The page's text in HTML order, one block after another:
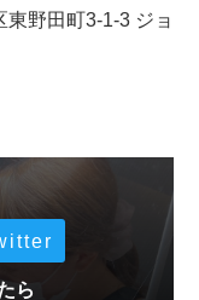
野田町3-1-3 ジョ
ら